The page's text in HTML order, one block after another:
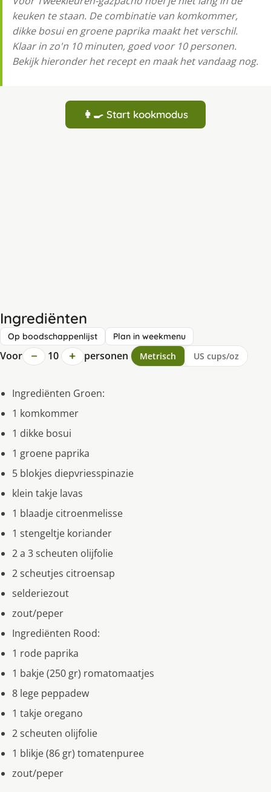
keuken te staan. De combinatie van komkommer,
dikke bosui en groene paprika maakt het verschil.
Klaar in zo'n 10 minuten, goed voor 10 personen.
Bekijk hieronder het recept en maak het vandaag nog.
👩‍🍳 Start kookmodus
Ingrediënten
Op boodschappenlijst Plan in weekmenu
Voor − 10 + personen Metrisch US cups/oz
Ingrediënten Groen:
1 komkommer
1 dikke bosui
1 groene paprika
5 blokjes diepvriesspinazie
klein takje lavas
1 blaadje citroenmelisse
1 stengeltje koriander
2 a 3 scheuten olijfolie
2 scheutjes citroensap
selderiezout
zout/peper
Ingrediënten Rood:
1 rode paprika
1 bakje (250 gr) romatomaatjes
8 lege peppadew
1 takje oregano
2 scheuten olijfolie
1 blikje (86 gr) tomatenpuree
zout/peper